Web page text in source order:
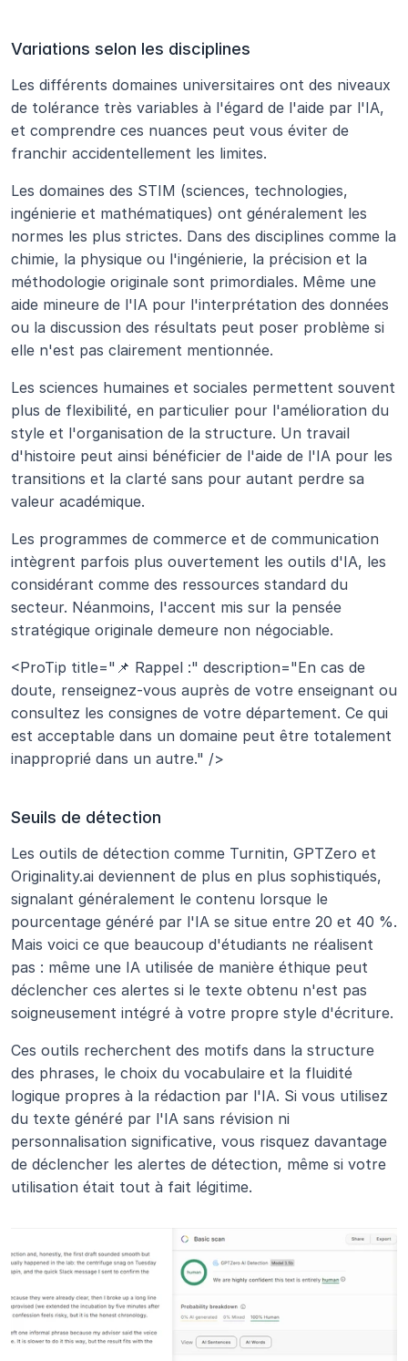
Variations selon les disciplines
Les différents domaines universitaires ont des niveaux
de tolérance très variables à l'égard de l'aide par l'IA,
et comprendre ces nuances peut vous éviter de
franchir accidentellement les limites.
Les domaines des STIM (sciences, technologies,
ingénierie et mathématiques) ont généralement les
normes les plus strictes. Dans des disciplines comme la
chimie, la physique ou l'ingénierie, la précision et la
méthodologie originale sont primordiales. Même une
aide mineure de l'IA pour l'interprétation des données
ou la discussion des résultats peut poser problème si
elle n'est pas clairement mentionnée.
Les sciences humaines et sociales permettent souvent
plus de flexibilité, en particulier pour l'amélioration du
style et l'organisation de la structure. Un travail
d'histoire peut ainsi bénéficier de l'aide de l'IA pour les
transitions et la clarté sans pour autant perdre sa
valeur académique.
Les programmes de commerce et de communication
intègrent parfois plus ouvertement les outils d'IA, les
considérant comme des ressources standard du
secteur. Néanmoins, l'accent mis sur la pensée
stratégique originale demeure non négociable.
<ProTip title="📌 Rappel :" description="En cas de
doute, renseignez-vous auprès de votre enseignant ou
consultez les consignes de votre département. Ce qui
est acceptable dans un domaine peut être totalement
inapproprié dans un autre." />
Seuils de détection
Les outils de détection comme Turnitin, GPTZero et
Originality.ai deviennent de plus en plus sophistiqués,
signalant généralement le contenu lorsque le
pourcentage généré par l'IA se situe entre 20 et 40 %.
Mais voici ce que beaucoup d'étudiants ne réalisent
pas : même une IA utilisée de manière éthique peut
déclencher ces alertes si le texte obtenu n'est pas
soigneusement intégré à votre propre style d'écriture.
Ces outils recherchent des motifs dans la structure
des phrases, le choix du vocabulaire et la fluidité
logique propres à la rédaction par l'IA. Si vous utilisez
du texte généré par l'IA sans révision ni
personnalisation significative, vous risquez davantage
de déclencher les alertes de détection, même si votre
utilisation était tout à fait légitime.